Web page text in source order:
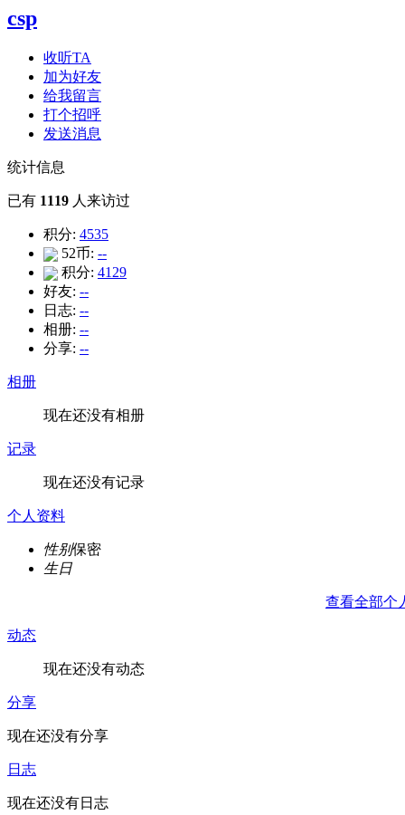
csp
收听TA
加为好友
给我留言
打个招呼
发送消息
统计信息
已有 1119 人来访过
积分: 4535
52币: --
积分: 4129
好友: --
日志: --
相册: --
分享: --
相册
现在还没有相册
记录
现在还没有记录
个人资料
性别保密
生日
查看全部个
动态
现在还没有动态
分享
现在还没有分享
日志
现在还没有日志